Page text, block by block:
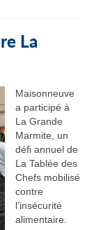
La
Maisonneuve
a participé à
La Grande
Marmite, un
défi annuel de
La Tablée des
Chefs mobilisé
contre
l’insécurité
alimentaire.